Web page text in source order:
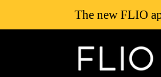
The new FLIO